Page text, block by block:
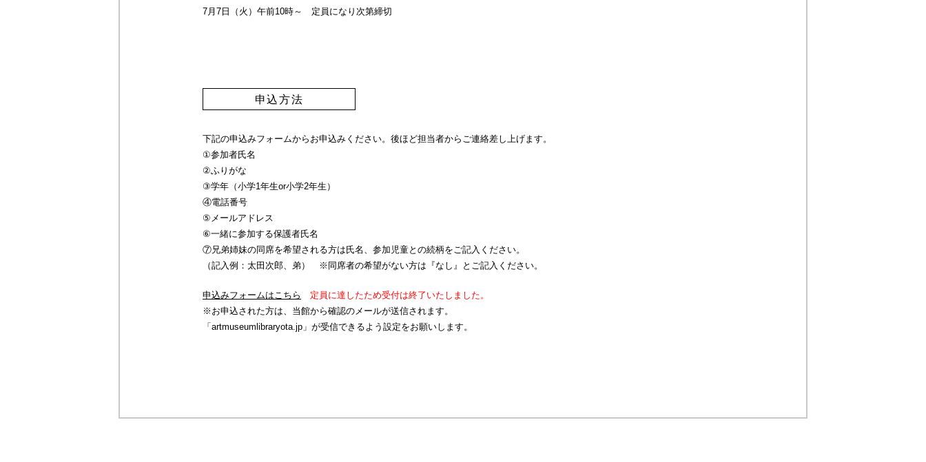
7月7日（火）午前10時～ 定員になり次第締切
申込方法
下記の申込みフォームからお申込みください。後ほど担当者からご連絡差し上げます。
①参加者氏名
②ふりがな
③学年（小学1年生or小学2年生）
④電話番号
⑤メールアドレス
⑥一緒に参加する保護者氏名
⑦兄弟姉妹の同席を希望される方は氏名、参加児童との続柄をご記入ください。
（記入例：太田次郎、弟） ※同席者の希望がない方は『なし』とご記入ください。
申込みフォームはこちら
定員に達したため受付は終了いたしました。
※お申込された方は、当館から確認のメールが送信されます。
「artmuseumlibraryota.jp」が受信できるよう設定をお願いします。